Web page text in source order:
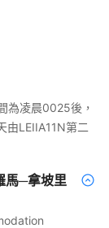
為凌晨0025後，
由LEIIA11N第二
─拿坡里